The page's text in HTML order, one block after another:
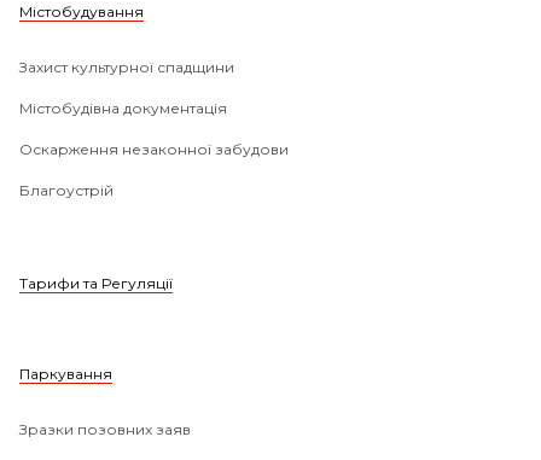
Містобудування
Захист культурної спадщини
Містобудівна документація
Оскарження незаконної забудови
Благоустрій
Тарифи та Регуляції
Паркування
Зразки позовних заяв